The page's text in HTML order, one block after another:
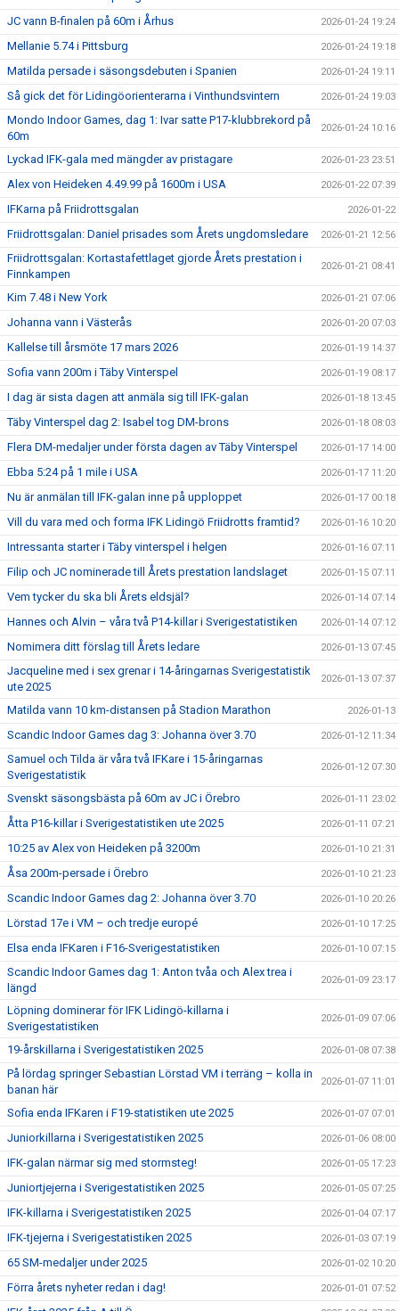
JC vann B-finalen på 60m i Århus 2026-01-24 19:24
Mellanie 5.74 i Pittsburg 2026-01-24 19:18
Matilda persade i säsongsdebuten i Spanien 2026-01-24 19:11
Så gick det för Lidingöorienterarna i Vinthundsvintern 2026-01-24 19:03
Mondo Indoor Games, dag 1: Ivar satte P17-klubbrekord på
60m
2026-01-24 10:16
Lyckad IFK-gala med mängder av pristagare 2026-01-23 23:51
Alex von Heideken 4.49.99 på 1600m i USA 2026-01-22 07:39
IFKarna på Friidrottsgalan 2026-01-22
Friidrottsgalan: Daniel prisades som Årets ungdomsledare 2026-01-21 12:56
Friidrottsgalan: Kortastafettlaget gjorde Årets prestation i
Finnkampen
2026-01-21 08:41
Kim 7.48 i New York 2026-01-21 07:06
Johanna vann i Västerås 2026-01-20 07:03
Kallelse till årsmöte 17 mars 2026 2026-01-19 14:37
Sofia vann 200m i Täby Vinterspel 2026-01-19 08:17
I dag är sista dagen att anmäla sig till IFK-galan 2026-01-18 13:45
Täby Vinterspel dag 2: Isabel tog DM-brons 2026-01-18 08:03
Flera DM-medaljer under första dagen av Täby Vinterspel 2026-01-17 14:00
Ebba 5:24 på 1 mile i USA 2026-01-17 11:20
Nu är anmälan till IFK-galan inne på upploppet 2026-01-17 00:18
Vill du vara med och forma IFK Lidingö Friidrotts framtid? 2026-01-16 10:20
Intressanta starter i Täby vinterspel i helgen 2026-01-16 07:11
Filip och JC nominerade till Årets prestation landslaget 2026-01-15 07:11
Vem tycker du ska bli Årets eldsjäl? 2026-01-14 07:14
Hannes och Alvin – våra två P14-killar i Sverigestatistiken 2026-01-14 07:12
Nomimera ditt förslag till Årets ledare 2026-01-13 07:45
Jacqueline med i sex grenar i 14-åringarnas Sverigestatistik
ute 2025
2026-01-13 07:37
Matilda vann 10 km-distansen på Stadion Marathon 2026-01-13
Scandic Indoor Games dag 3: Johanna över 3.70 2026-01-12 11:34
Samuel och Tilda är våra två IFKare i 15-åringarnas
Sverigestatistik
2026-01-12 07:30
Svenskt säsongsbästa på 60m av JC i Örebro 2026-01-11 23:02
Åtta P16-killar i Sverigestatistiken ute 2025 2026-01-11 07:21
10:25 av Alex von Heideken på 3200m 2026-01-10 21:31
Åsa 200m-persade i Örebro 2026-01-10 21:23
Scandic Indoor Games dag 2: Johanna över 3.70 2026-01-10 20:26
Lörstad 17e i VM – och tredje europé 2026-01-10 17:25
Elsa enda IFKaren i F16-Sverigestatistiken 2026-01-10 07:15
Scandic Indoor Games dag 1: Anton tvåa och Alex trea i
längd
2026-01-09 23:17
Löpning dominerar för IFK Lidingö-killarna i
Sverigestatistiken
2026-01-09 07:06
19-årskillarna i Sverigestatistiken 2025 2026-01-08 07:38
På lördag springer Sebastian Lörstad VM i terräng – kolla in
banan här
2026-01-07 11:01
Sofia enda IFKaren i F19-statistiken ute 2025 2026-01-07 07:01
Juniorkillarna i Sverigestatistiken 2025 2026-01-06 08:00
IFK-galan närmar sig med stormsteg! 2026-01-05 17:23
Juniortjejerna i Sverigestatistiken 2025 2026-01-05 07:25
IFK-killarna i Sverigestatistiken 2025 2026-01-04 07:17
IFK-tjejerna i Sverigestatistiken 2025 2026-01-03 07:19
65 SM-medaljer under 2025 2026-01-02 10:20
Förra årets nyheter redan i dag! 2026-01-01 07:52